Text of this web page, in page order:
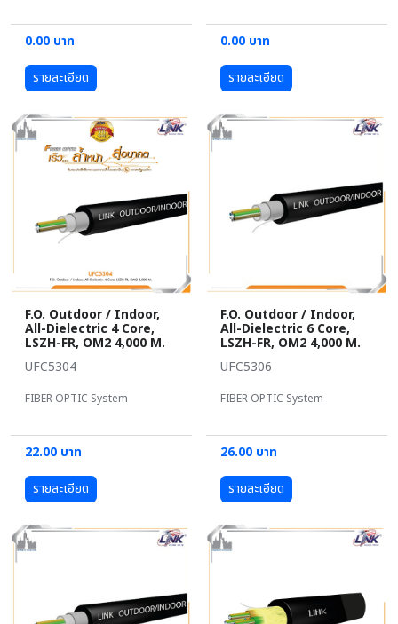
0.00 บาท
รายละเอียด
0.00 บาท
รายละเอียด
F.O. Outdoor / Indoor,
All-Dielectric 4 Core,
LSZH-FR, OM2 4,000 M.
UFC5304
FIBER OPTIC System
22.00 บาท
รายละเอียด
F.O. Outdoor / Indoor,
All-Dielectric 6 Core,
LSZH-FR, OM2 4,000 M.
UFC5306
FIBER OPTIC System
26.00 บาท
รายละเอียด